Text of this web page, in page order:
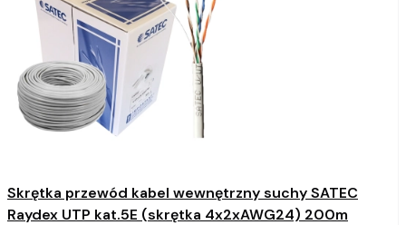
Skrętka przewód kabel wewnętrzny suchy SATEC
Raydex UTP kat.5E (skrętka 4x2xAWG24) 200m